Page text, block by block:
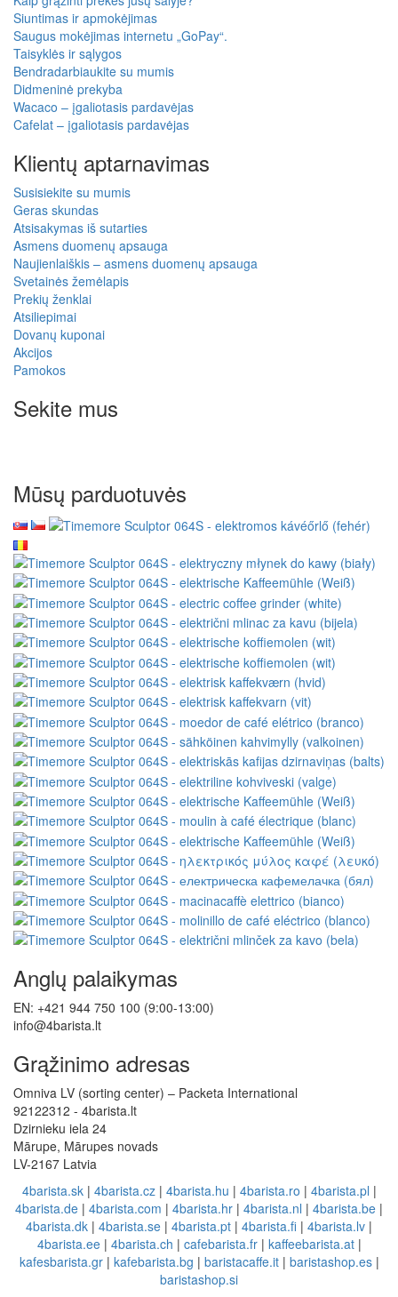
Siuntimas ir apmokėjimas
Saugus mokėjimas internetu „GoPay“.
Taisyklės ir sąlygos
Bendradarbiaukite su mumis
Didmeninė prekyba
Wacaco – įgaliotasis pardavėjas
Cafelat – įgaliotasis pardavėjas
Klientų aptarnavimas
Susisiekite su mumis
Geras skundas
Atsisakymas iš sutarties
Asmens duomenų apsauga
Naujienlaiškis – asmens duomenų apsauga
Svetainės žemėlapis
Prekių ženklai
Atsiliepimai
Dovanų kuponai
Akcijos
Pamokos
Sekite mus
Mūsų parduotuvės
Anglų palaikymas
EN: +421 944 750 100 (9:00-13:00)
info@4barista.lt
Grąžinimo adresas
Omniva LV (sorting center) – Packeta International
92122312 - 4barista.lt
Dzirnieku iela 24
Mārupe, Mārupes novads
LV-2167 Latvia
4barista.sk| 4barista.cz| 4barista.hu | 4barista.ro | 4barista.pl |
4barista.de | 4barista.com | 4barista.hr | 4barista.nl | 4barista.be |
4barista.dk | 4barista.se | 4barista.pt | 4barista.fi | 4barista.lv |
4barista.ee| 4barista.ch | cafebarista.fr| kaffeebarista.at|
kafesbarista.gr| kafebarista.bg | baristacaffe.it| baristashop.es|
baristashop.si